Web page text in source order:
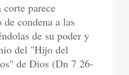
parece
condena a las
de su poder y
del "Hijo del
de Dios (Dn 7 26-